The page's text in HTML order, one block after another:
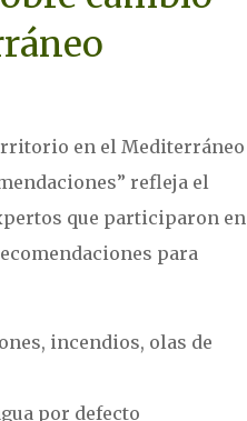
en el Mediterráneo
refleja el
que participaron en
para
incendios, olas de
por defecto